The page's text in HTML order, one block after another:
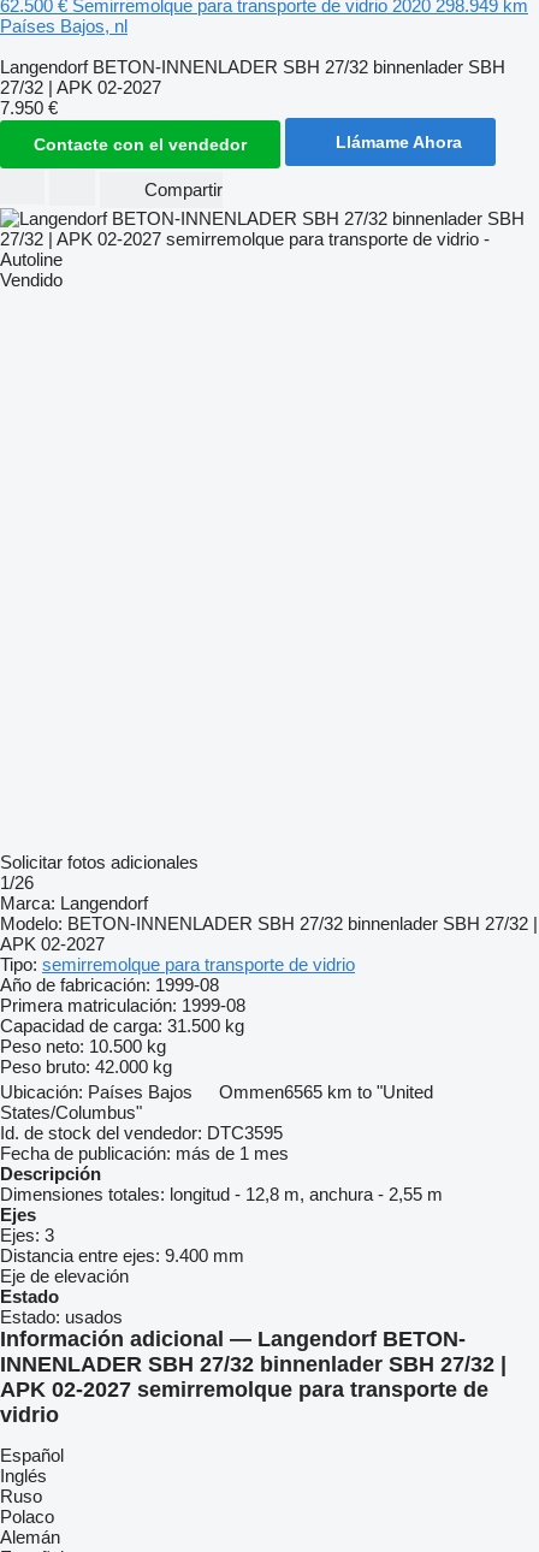
62.500 € Semirremolque para transporte de vidrio 2020 298.949 km
Países Bajos, nl
Langendorf BETON-INNENLADER SBH 27/32 binnenlader SBH
27/32 | APK 02-2027
7.950 €
Contacte con el vendedor Llámame Ahora
Compartir
Vendido
Solicitar fotos adicionales
1/26
Marca: Langendorf
Modelo: BETON-INNENLADER SBH 27/32 binnenlader SBH 27/32 |
APK 02-2027
Tipo: semirremolque para transporte de vidrio
Año de fabricación: 1999-08
Primera matriculación: 1999-08
Capacidad de carga: 31.500 kg
Peso neto: 10.500 kg
Peso bruto: 42.000 kg
Ubicación: Países Bajos Ommen6565 km to "United
States/Columbus"
Id. de stock del vendedor: DTC3595
Fecha de publicación: más de 1 mes
Descripción
Dimensiones totales: longitud - 12,8 m, anchura - 2,55 m
Ejes
Ejes: 3
Distancia entre ejes: 9.400 mm
Eje de elevación
Estado
Estado: usados
Información adicional — Langendorf BETON-
INNENLADER SBH 27/32 binnenlader SBH 27/32 |
APK 02-2027 semirremolque para transporte de
vidrio
Español
Inglés
Ruso
Polaco
Alemán